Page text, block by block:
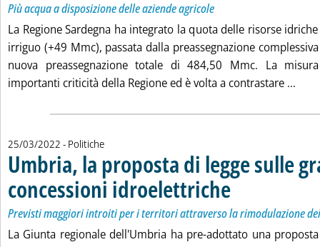
Più acqua a disposizione delle aziende agricole
La Regione Sardegna ha integrato la quota delle risorse
irriguo (+49 Mmc), passata dalla preassegnazione
nuova preassegnazione totale di 484,50 Mmc. La
importanti criticità della Regione ed è volta a contrastare ...
25/03/2022 - Politiche
Umbria, la proposta di legge sulle
concessioni idroelettriche. Sottotitolo: Previsti
. Pubblicata venerdì 25
Previsti maggiori introiti per i territori attraverso la rimodulazione
La Giunta regionale dell'Umbria ha pre-adottato una